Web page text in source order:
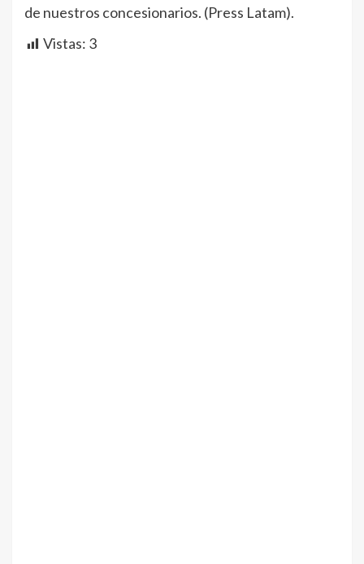
de nuestros concesionarios. (Press Latam).
Vistas: 3